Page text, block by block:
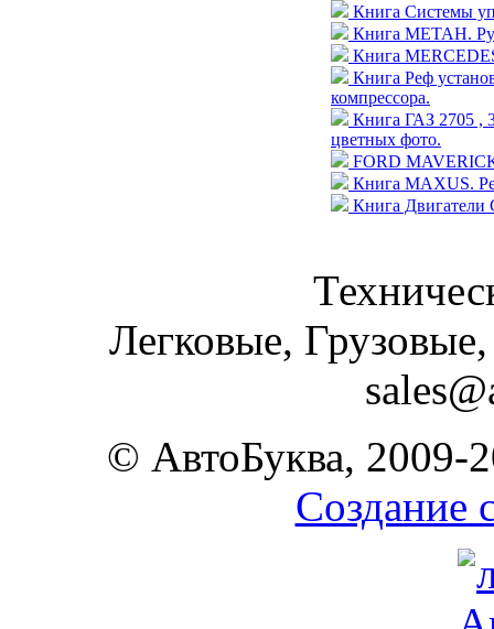
Книга Системы
Книга МЕТАН.
Книга
Книга Реф
компрессора.
Книга ГАЗ 2705 ,
цветных фото.
FORD
Книга MAXUS.
Книга Двигатели
Легковые,
© АвтоБуква, 2009-
Создание